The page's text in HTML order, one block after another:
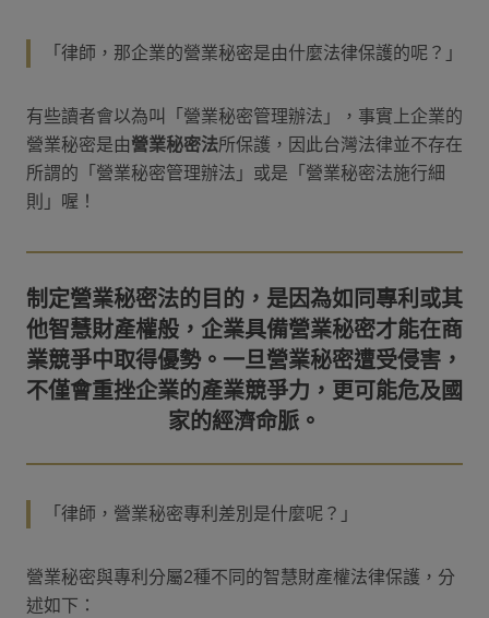
「律師，那企業的營業秘密是由什麼法律保護的呢？」
有些讀者會以為叫「營業秘密管理辦法」，事實上企業的
營業秘密是由營業秘密法所保護，因此台灣法律並不存在
所謂的「營業秘密管理辦法」或是「營業秘密法施行細
則」喔！
制定營業秘密法的目的，是因為如同專利或其
他智慧財產權般，企業具備營業秘密才能在商
業競爭中取得優勢。一旦營業秘密遭受侵害，
不僅會重挫企業的產業競爭力，更可能危及國
「律師，營業秘密專利差別是什麼呢？」
營業秘密與專利分屬2種不同的智慧財產權法律保護，分
述如下：